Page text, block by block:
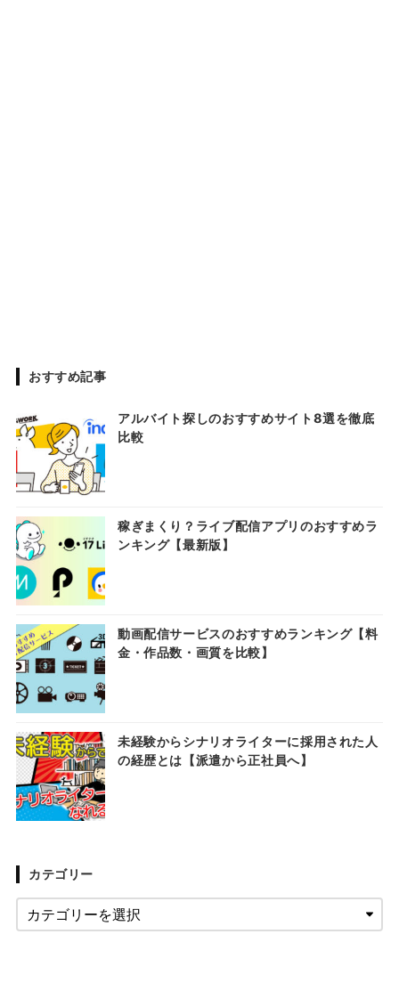
おすすめ記事
アルバイト探しのおすすめサイト8選を徹底
比較
稼ぎまくり？ライブ配信アプリのおすすめラ
ンキング【最新版】
動画配信サービスのおすすめランキング【料
金・作品数・画質を比較】
未経験からシナリオライターに採用された人
の経歴とは【派遣から正社員へ】
カテゴリー